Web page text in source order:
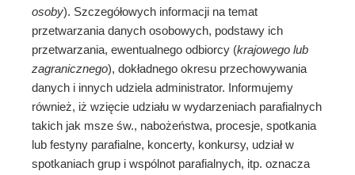
osoby). Szczegółowych informacji na temat
przetwarzania danych osobowych, podstawy ich
przetwarzania, ewentualnego odbiorcy (krajowego lub
zagranicznego), dokładnego okresu przechowywania
danych i innych udziela administrator. Informujemy
również, iż wzięcie udziału w wydarzeniach parafialnych
takich jak msze św., nabożeństwa, procesje, spotkania
lub festyny parafialne, koncerty, konkursy, udział w
spotkaniach grup i wspólnot parafialnych, itp. oznacza